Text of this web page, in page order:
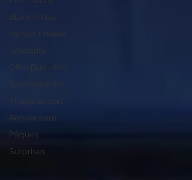
Black Friday
Ventes Privées
Solidarité
Offre Duo -20%
Saint-Valentin
Tirage au sort
Anniversaire
Pâques
Surprises